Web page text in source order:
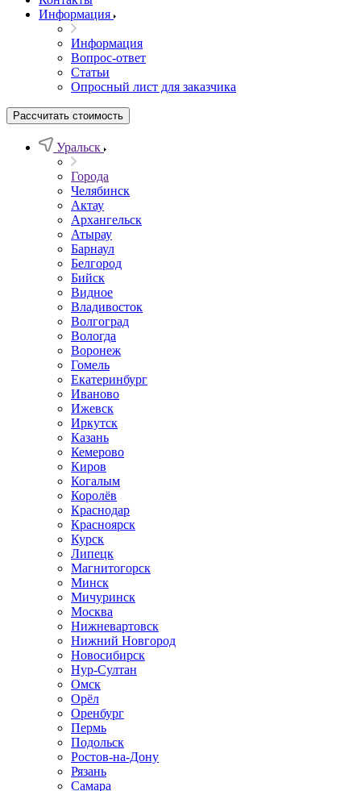
Информация
Информация
Вопрос-ответ
Статьи
Опросный лист для заказчика
Рассчитать стоимость
Уральск
Города
Челябинск
Актау
Архангельск
Атырау
Барнаул
Белгород
Бийск
Видное
Владивосток
Волгоград
Вологда
Воронеж
Гомель
Екатеринбург
Иваново
Ижевск
Иркутск
Казань
Кемерово
Киров
Когалым
Королёв
Краснодар
Красноярск
Курск
Липецк
Магнитогорск
Минск
Мичуринск
Москва
Нижневартовск
Нижний Новгород
Новосибирск
Нур-Султан
Омск
Орёл
Оренбург
Пермь
Подольск
Ростов-на-Дону
Рязань
Самара